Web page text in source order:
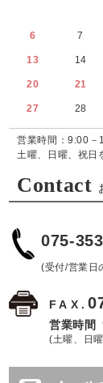
6 7
13 14
20 21
27 28
営業時間：9:00－
土曜、日曜、祝日
Contact
075-
(受付/営業日
FAX.
営業時間
(土曜、日